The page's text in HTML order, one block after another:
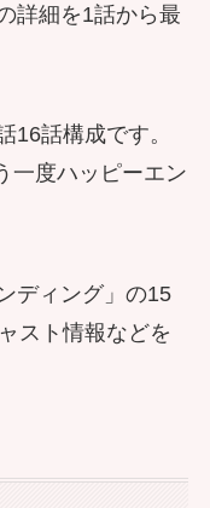
詳細を1話から最
16話構成です。
一度ハッピーエン
ディング」の15
スト情報などを